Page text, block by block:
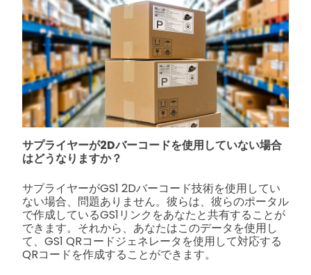
サプライヤーが2Dバーコードを使用していない場合
はどうなりますか？
サプライヤーがGS1 2Dバーコード技術を使用してい
ない場合、問題ありません。彼らは、彼らのポータル
で作成しているGS1リンクをあなたと共有することが
できます。それから、あなたはこのデータを使用し
て、GS1 QRコードジェネレータを使用して対応する
QRコードを作成することができます。